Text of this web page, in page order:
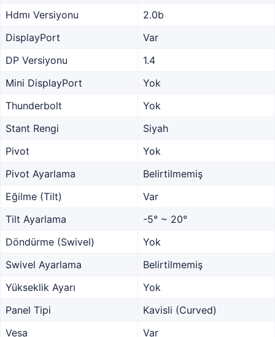
Hdmı Versiyonu
2.0b
DisplayPort
Var
DP Versiyonu
1.4
Mini DisplayPort
Yok
Thunderbolt
Yok
Stant Rengi
Siyah
Pivot
Yok
Pivot Ayarlama
Belirtilmemiş
Eğilme (Tilt)
Var
Tilt Ayarlama
-5° ~ 20°
Döndürme (Swivel)
Yok
Swivel Ayarlama
Belirtilmemiş
Yükseklik Ayarı
Yok
Panel Tipi
Kavisli (Curved)
Vesa
Var